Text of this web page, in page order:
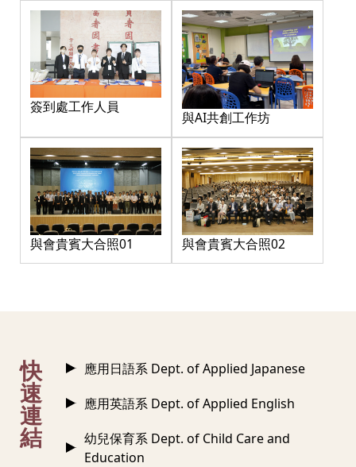
簽到處工作人員
與AI共創工作坊
與會貴賓大合照01 與會貴賓大合照02
快
速
連
結
應用日語系 Dept. of Applied Japanese
應用英語系 Dept. of Applied English
幼兒保育系 Dept. of Child Care and
Education